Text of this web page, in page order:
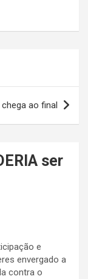
ao final
ser
e
envergado a
contra o